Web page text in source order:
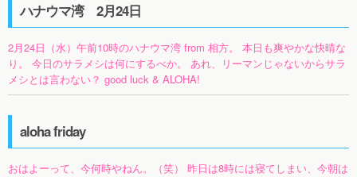
ハナウマ湾 2月24日
2月24日（水）午前10時のハナウマ湾 from 相方。 本日も爽やかな快晴な
り。 今日のサラメシは何にするべか。 あれ、リーマンじゃないからサラ
メシとは言わない？ good luck & ALOHA!
aloha friday
おはよーって、今何時やねん。（笑） 昨日は8時には寝てしまい、今朝は